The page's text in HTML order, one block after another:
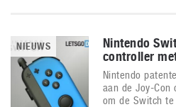
NIEUWS
Nintendo
controller
Nintendo
aan de Joy-Con
om de Switch te